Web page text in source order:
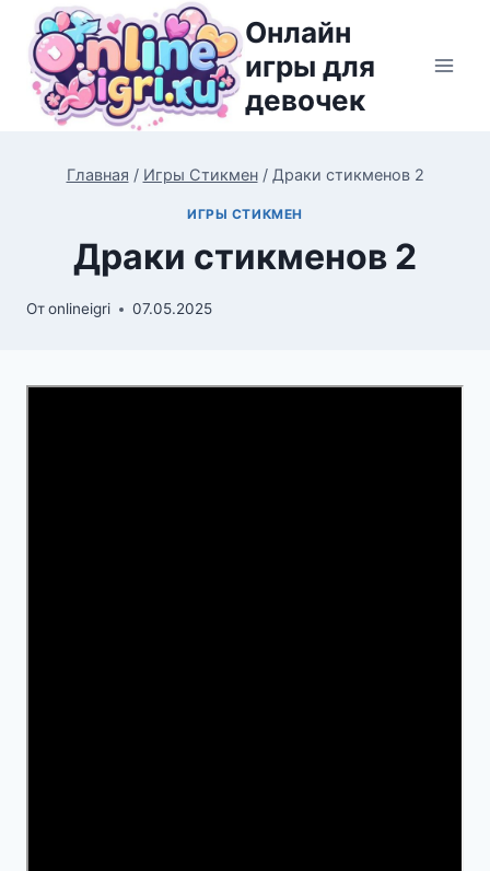
Перейти
содержимому
Онлайн
игры для
девочек
Главная / Игры Стикмен / Драки стикменов 2
ИГРЫ СТИКМЕН
Драки стикменов 2
Отonlineigri 07.05.2025